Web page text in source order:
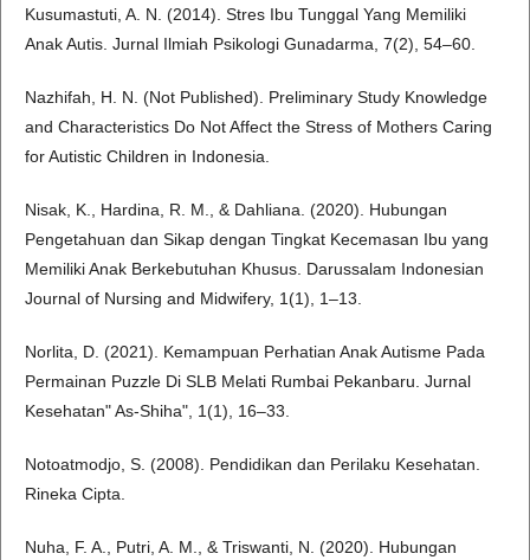
Kusumastuti, A. N. (2014). Stres Ibu Tunggal Yang Memiliki
Anak Autis. Jurnal Ilmiah Psikologi Gunadarma, 7(2), 54–60.
Nazhifah, H. N. (Not Published). Preliminary Study Knowledge
and Characteristics Do Not Affect the Stress of Mothers Caring
for Autistic Children in Indonesia.
Nisak, K., Hardina, R. M., & Dahliana. (2020). Hubungan
Pengetahuan dan Sikap dengan Tingkat Kecemasan Ibu yang
Memiliki Anak Berkebutuhan Khusus. Darussalam Indonesian
Journal of Nursing and Midwifery, 1(1), 1–13.
Norlita, D. (2021). Kemampuan Perhatian Anak Autisme Pada
Permainan Puzzle Di SLB Melati Rumbai Pekanbaru. Jurnal
Kesehatan" As-Shiha", 1(1), 16–33.
Notoatmodjo, S. (2008). Pendidikan dan Perilaku Kesehatan.
Rineka Cipta.
Nuha, F. A., Putri, A. M., & Triswanti, N. (2020). Hubungan